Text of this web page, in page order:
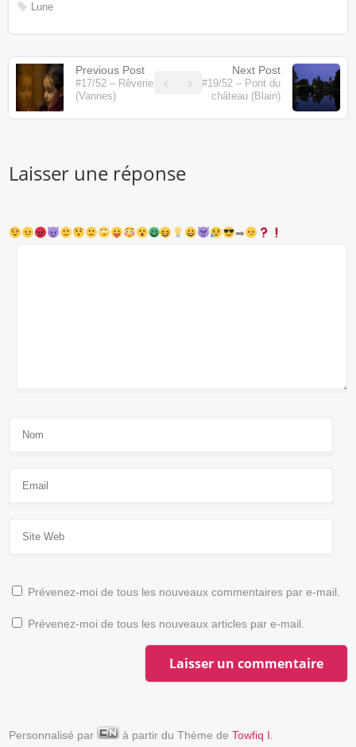
Lune
Previous Post
#17/52 – Rêveries
(Vannes)
Next Post
#19/52 – Pont du
château (Blain)
Laisser une réponse
➡
Prévenez-moi de tous les nouveaux commentaires par e-mail.
Prévenez-moi de tous les nouveaux articles par e-mail.
Personnalisé par à partir du Thème deTowfiq I.